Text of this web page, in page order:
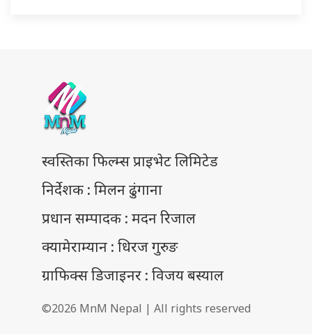
स्वस्तिका फिल्म्स प्राइभेट लिमिटेड
निर्देशक : मिलन ढुंगाना
प्रधान सम्पादक : मदन रिजाल
क्यामेराम्यान : धिरज गुरुङ
ग्राफिक्स डिजाइनर : विजय बस्याल
©2026 MnM Nepal | All rights reserved